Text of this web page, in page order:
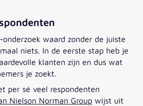
waard zonder de juiste
niets. In de eerste stap heb je
klanten zijn en dus wat
je zoekt.
per sé veel respondenten
Nielson Norman Group wijst uit